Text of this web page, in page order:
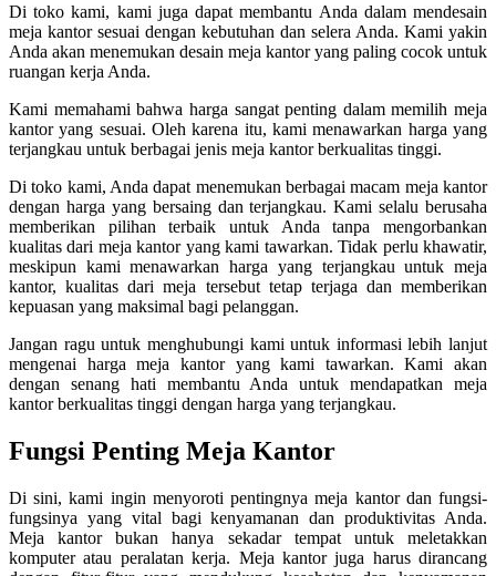
Di toko kami, kami juga dapat membantu Anda dalam mendesain
meja kantor sesuai dengan kebutuhan dan selera Anda. Kami yakin
Anda akan menemukan desain meja kantor yang paling cocok untuk
ruangan kerja Anda.
Kami memahami bahwa harga sangat penting dalam memilih meja
kantor yang sesuai. Oleh karena itu, kami menawarkan harga yang
terjangkau untuk berbagai jenis meja kantor berkualitas tinggi.
Di toko kami, Anda dapat menemukan berbagai macam meja kantor
dengan harga yang bersaing dan terjangkau. Kami selalu berusaha
memberikan pilihan terbaik untuk Anda tanpa mengorbankan
kualitas dari meja kantor yang kami tawarkan. Tidak perlu khawatir,
meskipun kami menawarkan harga yang terjangkau untuk meja
kantor, kualitas dari meja tersebut tetap terjaga dan memberikan
kepuasan yang maksimal bagi pelanggan.
Jangan ragu untuk menghubungi kami untuk informasi lebih lanjut
mengenai harga meja kantor yang kami tawarkan. Kami akan
dengan senang hati membantu Anda untuk mendapatkan meja
kantor berkualitas tinggi dengan harga yang terjangkau.
Fungsi Penting Meja Kantor
Di sini, kami ingin menyoroti pentingnya meja kantor dan fungsi-
fungsinya yang vital bagi kenyamanan dan produktivitas Anda.
Meja kantor bukan hanya sekadar tempat untuk meletakkan
komputer atau peralatan kerja. Meja kantor juga harus dirancang